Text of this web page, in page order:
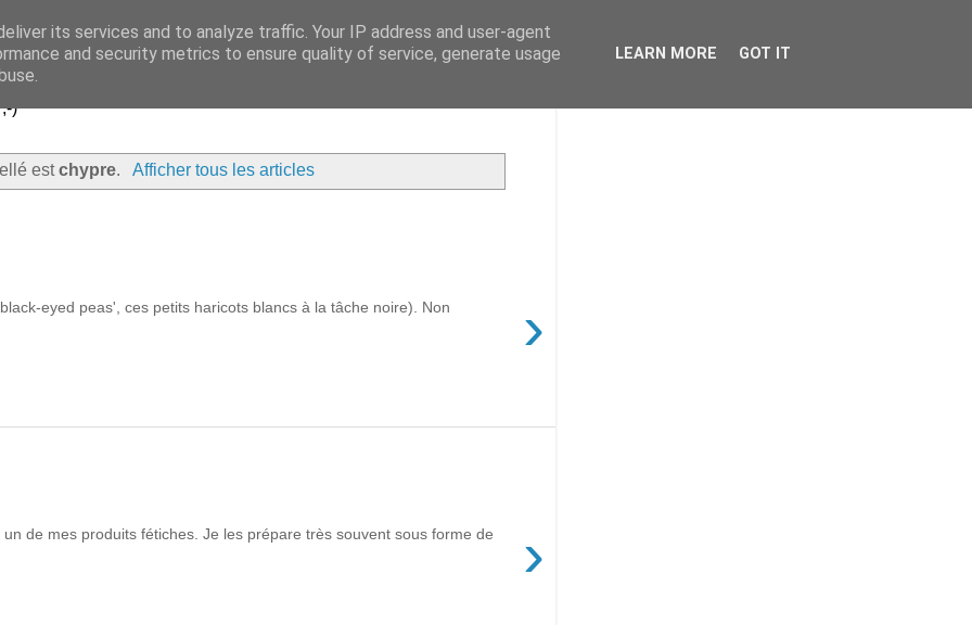
)
estchypre. Afficher tous les articles
›
eyed peas', ces petits haricots blancs à la tâche noire). Non
›
de mes produits fétiches. Je les prépare très souvent sous forme de
its services and to analyze traffic. Your IP address and user-agent
and security metrics to ensure quality of service, generate usage
LEARN MORE GOT IT